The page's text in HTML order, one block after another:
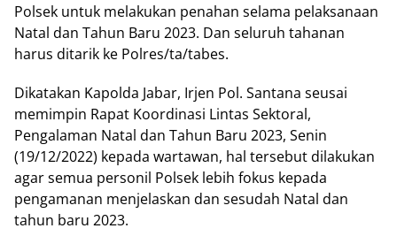
Polsek untuk melakukan penahan selama pelaksanaan
Natal dan Tahun Baru 2023. Dan seluruh tahanan
harus ditarik ke Polres/ta/tabes.
Dikatakan Kapolda Jabar, Irjen Pol. Santana seusai
memimpin Rapat Koordinasi Lintas Sektoral,
Pengalaman Natal dan Tahun Baru 2023, Senin
(19/12/2022) kepada wartawan, hal tersebut dilakukan
agar semua personil Polsek lebih fokus kepada
pengamanan menjelaskan dan sesudah Natal dan
tahun baru 2023.